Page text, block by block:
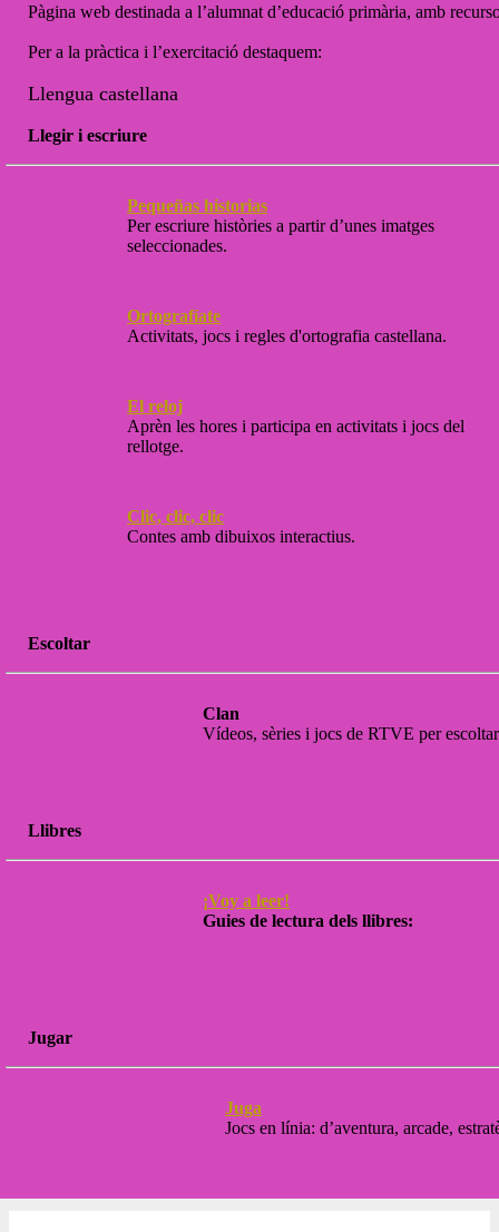
Pàgina web destinada a l’alumnat d’educació primària, amb
Per a la pràctica i l’exercitació destaquem:
Llengua castellana
Llegir i escriure
Pequeñas historias
Per escriure històries a partir d’unes imatges
seleccionades.
Ortografíate
Activitats, jocs i regles d'ortografia castellana.
El reloj
Aprèn les hores i participa en activitats i jocs del
rellotge.
Clic, clic, clic
Contes amb dibuixos interactius.
Escoltar
Clan
Vídeos, sèries i jocs de RTVE per
Llibres
¡Voy a leer!
Guies de lectura dels llibres:
Jugar
Juga
Jocs en línia: d’aventura, arcade,